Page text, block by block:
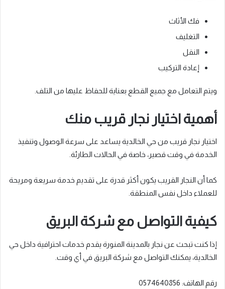
فك الأثاث
التغليف
النقل
إعادة التركيب
ويتم التعامل مع جميع القطع بعناية للحفاظ عليها من التلف.
أهمية اختيار نجار قريب منك
اختيار نجار قريب من حي الخالدية يساعد على سرعة الوصول وتنفيذ
الخدمة في وقت قصير، خاصة في الحالات الطارئة.
كما أن النجار القريب يكون أكثر قدرة على تقديم خدمة سريعة ومريحة
للعملاء داخل نفس المنطقة.
كيفية التواصل مع شركة البريق
إذا كنت تبحث عن نجار بالمدينة المنورة يقدم خدمات احترافية داخل حي
الخالدية، يمكنك التواصل مع شركة البريق في أي وقت.
رقم الهاتف: 0574640856